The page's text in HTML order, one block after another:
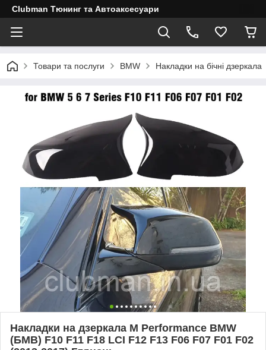
Clubman Тюнинг та Автоаксесуари
Товари та послуги BMW Накладки на бічні дзеркала
Накладки на дзеркала M Performance BMW
(БМВ) F10 F11 F18 LCI F12 F13 F06 F07 F01 F02